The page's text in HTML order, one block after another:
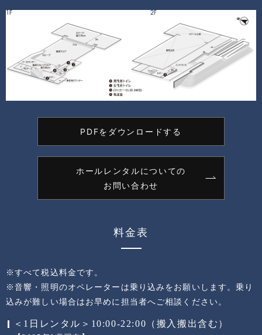
PDFをダウンロードする
ホールレンタルについての
お問い合わせ
料金表
※すべて税込料金です。
※音響・照明のオペレーターは乗り込みをお願いします。乗り
込みが難しい場合はお早めに担当者へご相談ください。
＜1日レンタル＞10:00-22:00（搬入搬出含む）